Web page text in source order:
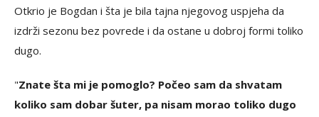
Otkrio je Bogdan i šta je bila tajna njegovog uspjeha da
izdrži sezonu bez povrede i da ostane u dobroj formi toliko
dugo.
"Znate šta mi je pomoglo? Počeo sam da shvatam
koliko sam dobar šuter, pa nisam morao toliko dugo